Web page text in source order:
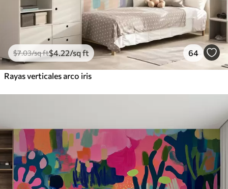
$7.03/sq ft$4.22/sq ft 64
Rayas verticales arco iris